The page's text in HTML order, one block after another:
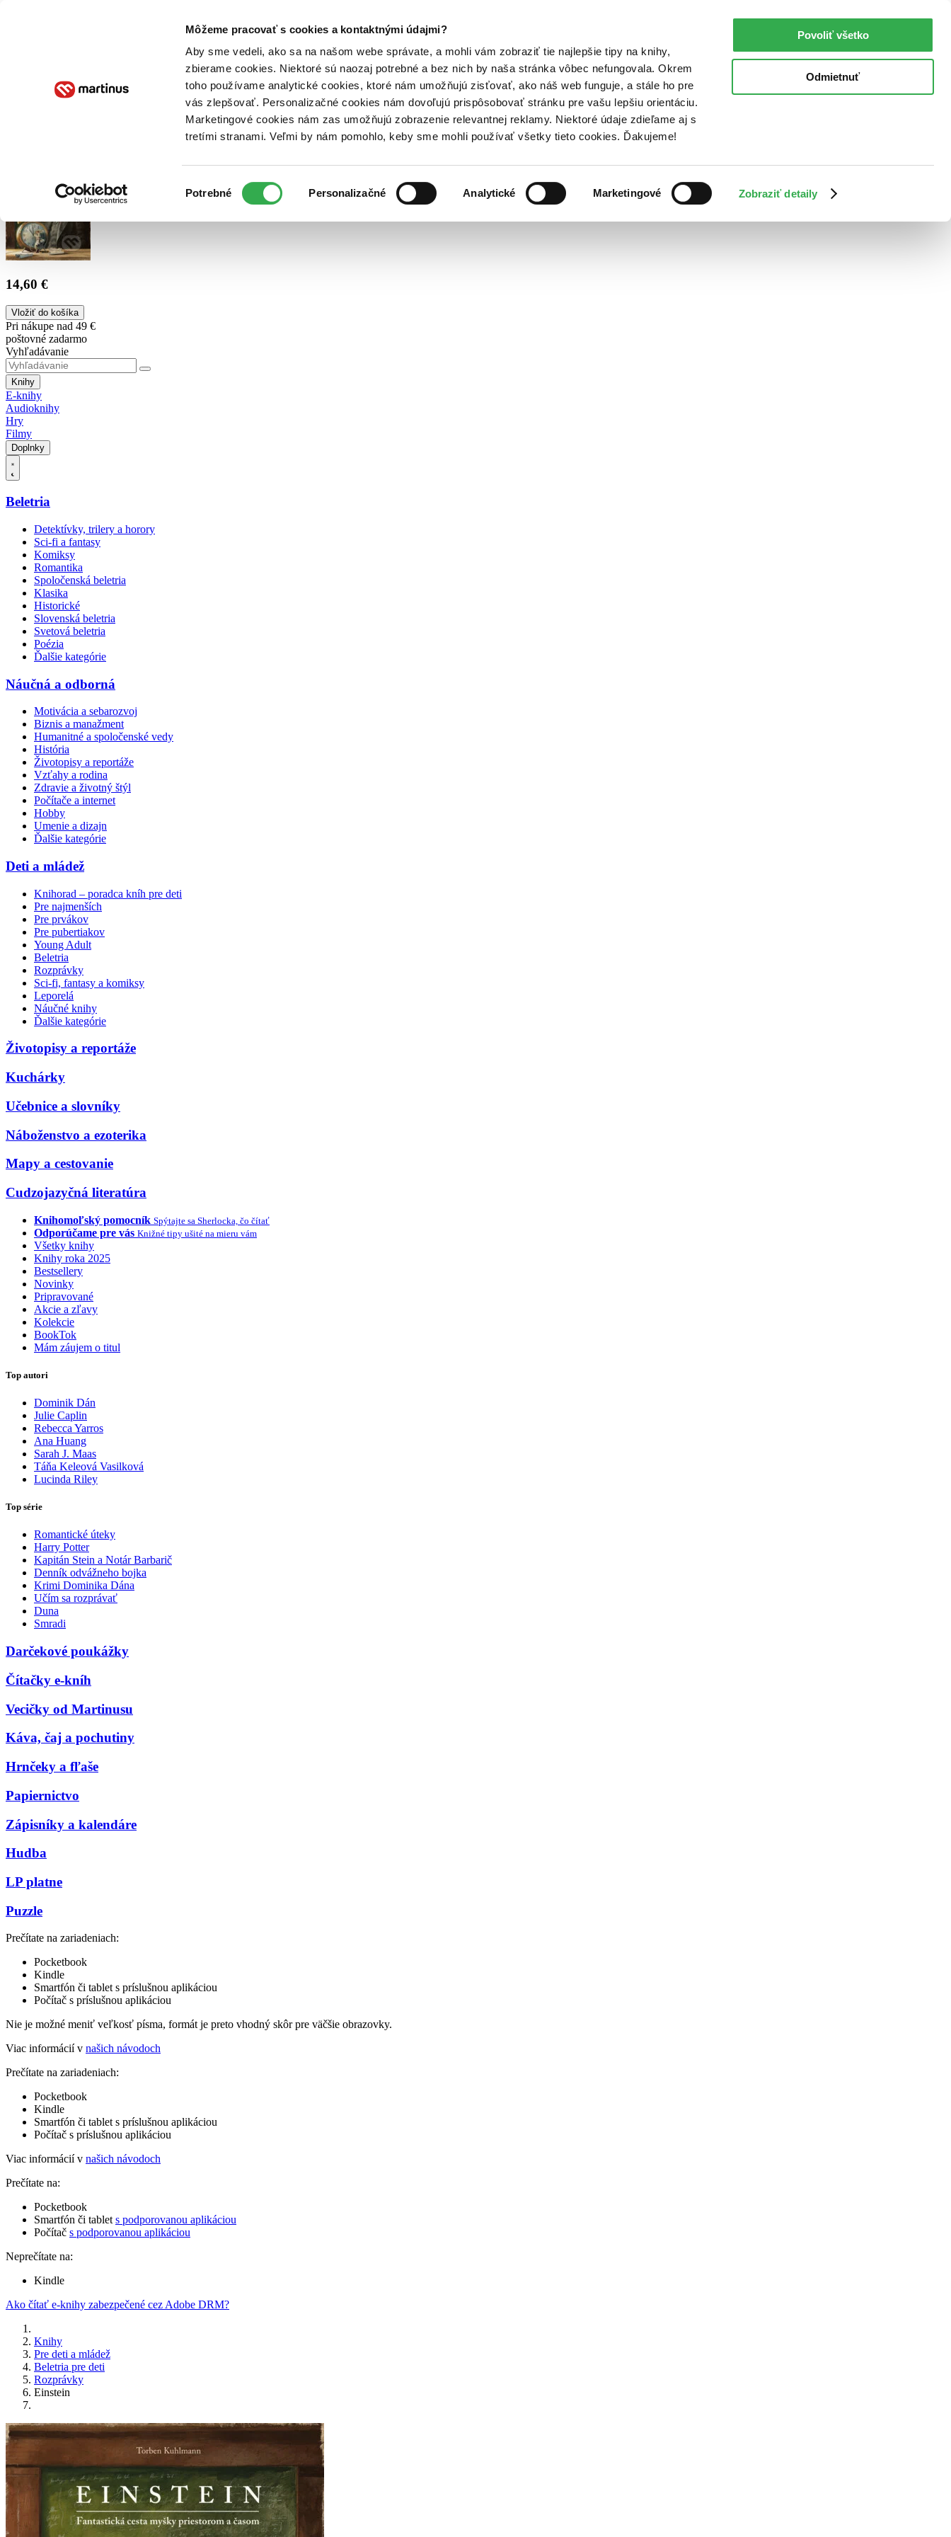
Môžeme pracovať s cookies a kontaktnými údajmi?
Aby sme vedeli, ako sa na našom webe správate, a mohli vám zobraziť tie najlepšie tipy na knihy,
zbierame cookies. Niektoré sú naozaj potrebné a bez nich by naša stránka vôbec nefungovala. Okrem
toho používame analytické cookies, ktoré nám umožňujú zisťovať, ako náš web funguje, a stále ho pre
vás zlepšovať. Personalizačné cookies nám dovoľujú prispôsobovať stránku pre vašu lepšiu orientáciu.
Marketingové cookies nám zas umožňujú zobrazenie relevantnej reklamy. Niektoré údaje zdieľame aj s
tretími stranami. Veľmi by nám pomohlo, keby sme mohli používať všetky tieto cookies. Ďakujeme!
súhlasu
Potrebné Personalizačné Analytické Marketingové Zobraziť detaily
Povoliť všetko
Odmietnuť
Poukážky Kontakt
14,60 €
Vložiť do košíka
Pri nákupe nad 49 €
poštovné zadarmo
Vyhľadávanie
Knihy
E-knihy
Audioknihy
Hry
Filmy
Doplnky
Beletria
Detektívky, trilery a horory
Sci-fi a fantasy
Komiksy
Romantika
Spoločenská beletria
Klasika
Historické
Slovenská beletria
Svetová beletria
Poézia
Ďalšie kategórie
Náučná a odborná
Motivácia a sebarozvoj
Biznis a manažment
Humanitné a spoločenské vedy
História
Životopisy a reportáže
Vzťahy a rodina
Zdravie a životný štýl
Počítače a internet
Hobby
Umenie a dizajn
Ďalšie kategórie
Deti a mládež
Knihorad – poradca kníh pre deti
Pre najmenších
Pre prvákov
Pre pubertiakov
Young Adult
Beletria
Rozprávky
Sci-fi, fantasy a komiksy
Leporelá
Náučné knihy
Ďalšie kategórie
Životopisy a reportáže
Kuchárky
Učebnice a slovníky
Náboženstvo a ezoterika
Mapy a cestovanie
Cudzojazyčná literatúra
Knihomoľský pomocník Spýtajte sa Sherlocka, čo čítať
Odporúčame pre vás Knižné tipy ušité na mieru vám
Všetky knihy
Knihy roka 2025
Bestsellery
Novinky
Pripravované
Akcie a zľavy
Kolekcie
BookTok
Mám záujem o titul
Top autori
Dominik Dán
Julie Caplin
Rebecca Yarros
Ana Huang
Sarah J. Maas
Táňa Keleová Vasilková
Lucinda Riley
Top série
Romantické úteky
Harry Potter
Kapitán Stein a Notár Barbarič
Denník odvážneho bojka
Krimi Dominika Dána
Učím sa rozprávať
Duna
Smradi
Darčekové poukážky
Čítačky e-kníh
Vecičky od Martinusu
Káva, čaj a pochutiny
Hrnčeky a fľaše
Papiernictvo
Zápisníky a kalendáre
Hudba
LP platne
Puzzle
Prečítate na zariadeniach:
Pocketbook
Kindle
Smartfón či tablet s príslušnou aplikáciou
Počítač s príslušnou aplikáciou
Nie je možné meniť veľkosť písma, formát je preto vhodný skôr pre väčšie obrazovky.
Viac informácií v našich návodoch
Prečítate na zariadeniach:
Pocketbook
Kindle
Smartfón či tablet s príslušnou aplikáciou
Počítač s príslušnou aplikáciou
Viac informácií v našich návodoch
Prečítate na:
Pocketbook
Smartfón či tablet s podporovanou aplikáciou
Počítač s podporovanou aplikáciou
Neprečítate na:
Kindle
Ako čítať e-knihy zabezpečené cez Adobe DRM?
Knihy
Pre deti a mládež
Beletria pre deti
Rozprávky
Einstein